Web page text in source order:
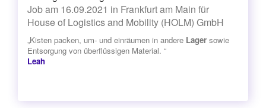
Job am 16.09.2021 in Frankfurt am Main für
House of Logistics and Mobility (HOLM) GmbH
„Kisten packen, um- und einräumen in andere Lager sowie
Entsorgung von überflüssigen Material. “
Leah